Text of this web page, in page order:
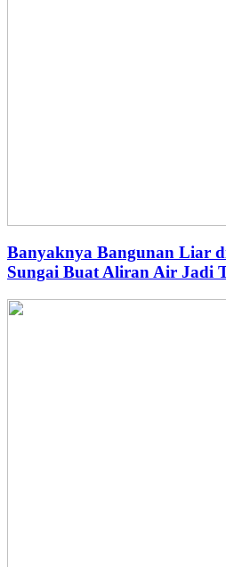
Banyaknya Bangunan Liar
Sungai Buat Aliran Air Jadi